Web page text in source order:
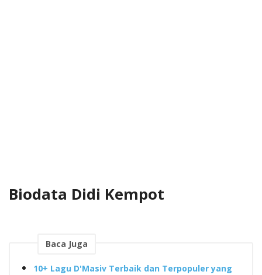
Biodata Didi Kempot
Baca Juga
10+ Lagu D'Masiv Terbaik dan Terpopuler yang